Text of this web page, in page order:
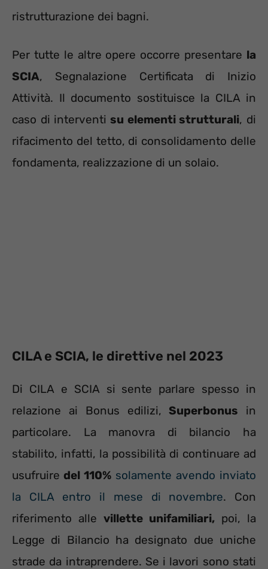
ristrutturazione dei bagni.
Per tutte le altre opere occorre presentare la
SCIA, Segnalazione Certificata di Inizio
Attività. Il documento sostituisce la CILA in
caso di interventi su elementi strutturali, di
rifacimento del tetto, di consolidamento delle
fondamenta, realizzazione di un solaio.
CILA e SCIA, le direttive nel 2023
Di CILA e SCIA si sente parlare spesso in
relazione ai Bonus edilizi, Superbonus in
particolare. La manovra di bilancio ha
stabilito, infatti, la possibilità di continuare ad
usufruire del 110% solamente avendo inviato
la CILA entro il mese di novembre. Con
riferimento alle villette unifamiliari, poi, la
Legge di Bilancio ha designato due uniche
strade da intraprendere. Se i lavori sono stati